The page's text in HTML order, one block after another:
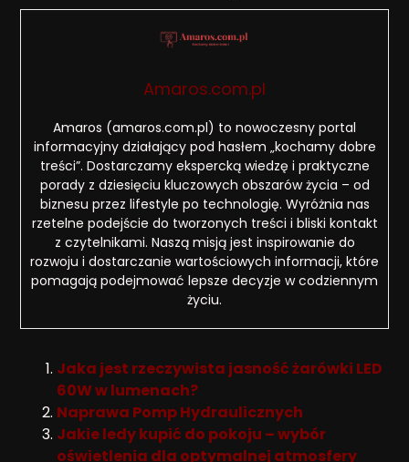
Amaros.com.pl
Amaros (amaros.com.pl) to nowoczesny portal
informacyjny działający pod hasłem „kochamy dobre
treści”. Dostarczamy ekspercką wiedzę i praktyczne
porady z dziesięciu kluczowych obszarów życia – od
biznesu przez lifestyle po technologię. Wyróżnia nas
rzetelne podejście do tworzonych treści i bliski kontakt
z czytelnikami. Naszą misją jest inspirowanie do
rozwoju i dostarczanie wartościowych informacji, które
pomagają podejmować lepsze decyzje w codziennym
życiu.
Jaka jest rzeczywista jasność żarówki LED
60W w lumenach?
Naprawa Pomp Hydraulicznych
Jakie ledy kupić do pokoju – wybór
oświetlenia dla optymalnej atmosfery